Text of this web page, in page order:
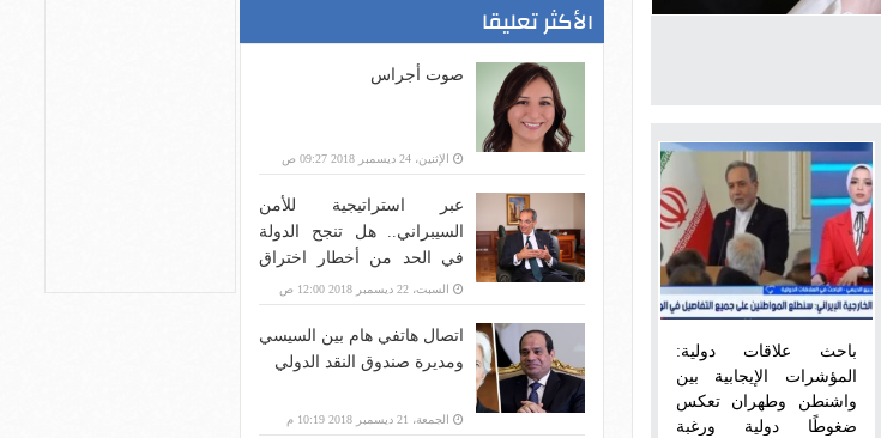
باحث علاقات دولية:
المؤشرات الإيجابية بين
واشنطن وطهران تعكس
ضغوطًا دولية ورغبة
الأكثر تعليقا
صوت أجراس
الإثنين، 24 ديسمبر 2018 09:27 ص
عبر استراتيجية للأمن
السيبراني.. هل تنجح الدولة
في الحد من أخطار اختراق
بنية الاتصالات؟
السبت، 22 ديسمبر 2018 12:00 ص
اتصال هاتفي هام بين السيسي
ومديرة صندوق النقد الدولي
الجمعة، 21 ديسمبر 2018 10:19 م